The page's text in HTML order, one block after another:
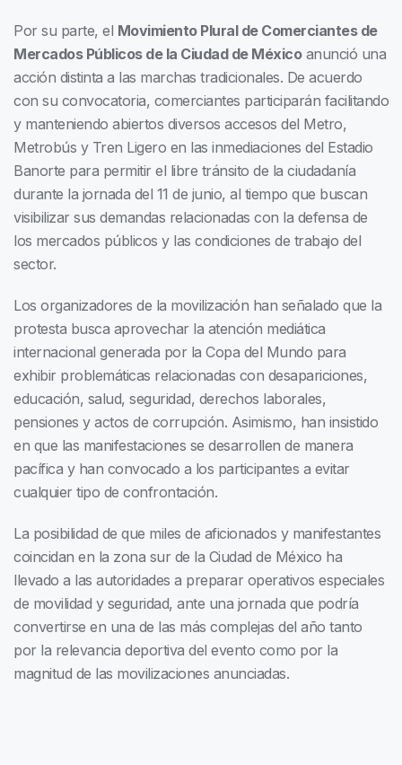
Por su parte, el Movimiento Plural de Comerciantes de
Mercados Públicos de la Ciudad de Méxicoanunció una
acción distinta a las marchas tradicionales. De acuerdo
con su convocatoria, comerciantes participarán facilitando
y manteniendo abiertos diversos accesos del Metro,
Metrobús y Tren Ligero en las inmediaciones del Estadio
Banorte para permitir el libre tránsito de la ciudadanía
durante la jornada del 11 de junio, al tiempo que buscan
visibilizar sus demandas relacionadas con la defensa de
los mercados públicos y las condiciones de trabajo del
sector.
Los organizadores de la movilización han señalado que la
protesta busca aprovechar la atención mediática
internacional generada por la Copa del Mundo para
exhibir problemáticas relacionadas con desapariciones,
educación, salud, seguridad, derechos laborales,
pensiones y actos de corrupción. Asimismo, han insistido
en que las manifestaciones se desarrollen de manera
pacífica y han convocado a los participantes a evitar
cualquier tipo de confrontación.
La posibilidad de que miles de aficionados y manifestantes
coincidan en la zona sur de la Ciudad de México ha
llevado a las autoridades a preparar operativos especiales
de movilidad y seguridad, ante una jornada que podría
convertirse en una de las más complejas del año tanto
por la relevancia deportiva del evento como por la
magnitud de las movilizaciones anunciadas.